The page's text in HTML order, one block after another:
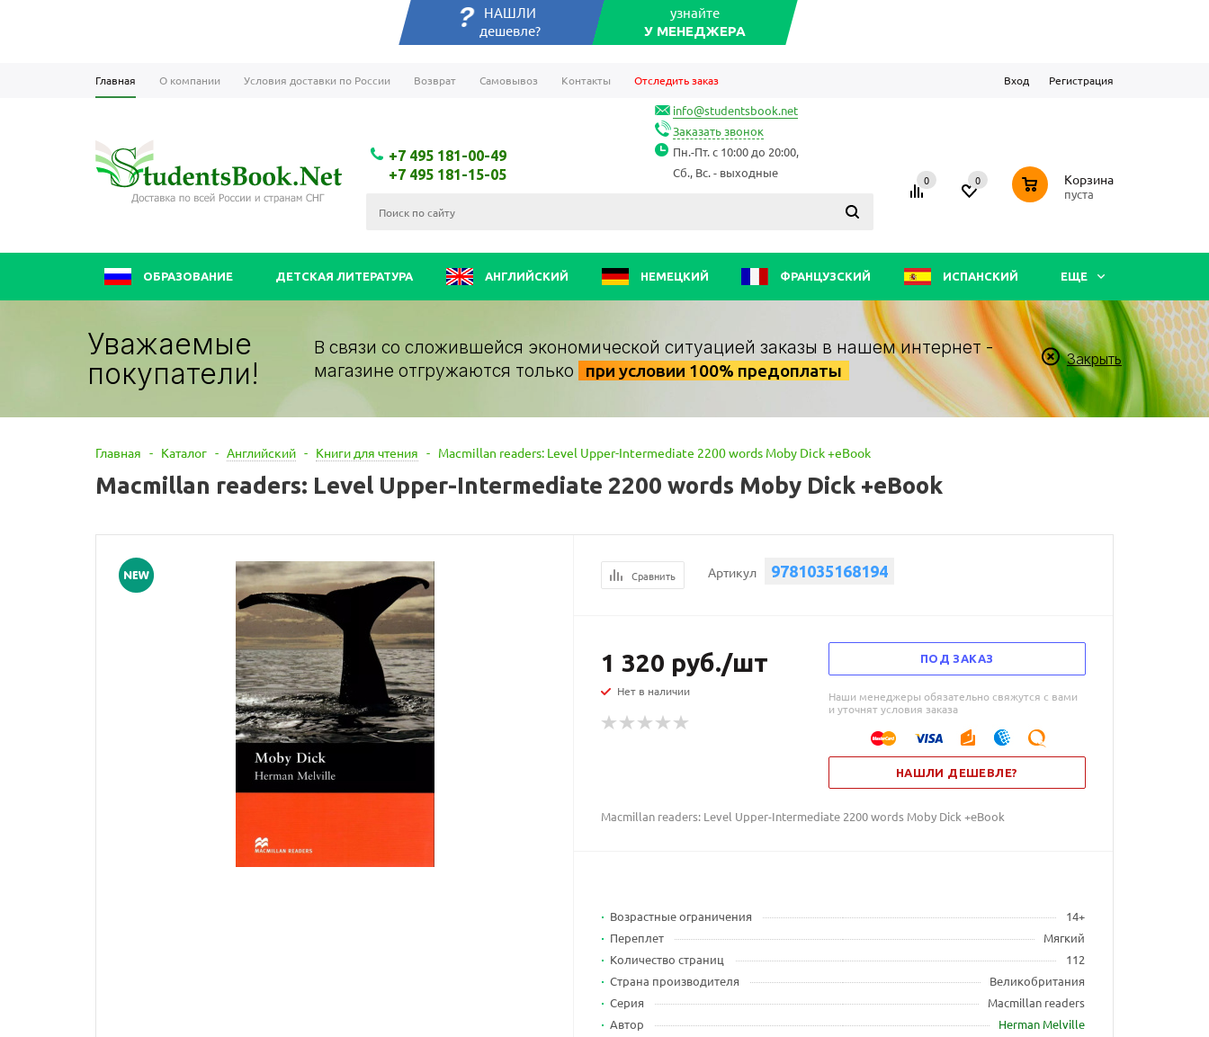
НАШЛИ
дешевле?
узнайте
У МЕНЕДЖЕРА
Главная О компании Условия доставки по России Возврат Самовывоз Контакты Отследить заказ Вход Регистрация
+7 495 181-00-49
+7 495 181-15-05
info@studentsbook.net
Заказать звонок
Пн.-Пт. с 10:00 до 20:00,
Сб., Вс. - выходные
0 0 0 Корзина
пуста
ОБРАЗОВАНИЕ ДЕТСКАЯ ЛИТЕРАТУРА АНГЛИЙСКИЙ НЕМЕЦКИЙ ФРАНЦУЗСКИЙ ИСПАНСКИЙ ЕЩЕ
Уважаемые
покупатели!
В связи со сложившейся экономической ситуацией заказы в нашем интернет -
магазине отгружаются только
при условии 100% предоплаты
Закрыть
Главная - Каталог - Английский - Книги для чтения - Macmillan readers: Level Upper-Intermediate 2200 words Moby Dick +eBook
Macmillan readers: Level Upper-Intermediate 2200 words Moby Dick +eBook
Сравнить Артикул 9781035168194
1 320 руб./шт
Нет в наличии
ПОД ЗАКАЗ
Наши менеджеры обязательно свяжутся с вами
и уточнят условия заказа
НАШЛИ ДЕШЕВЛЕ?
Macmillan readers: Level Upper-Intermediate 2200 words Moby Dick +eBook
Возрастные ограничения
14+
Переплет
Мягкий
Количество страниц
112
Страна производителя
Великобритания
Серия
Macmillan readers
Автор
Herman Melville